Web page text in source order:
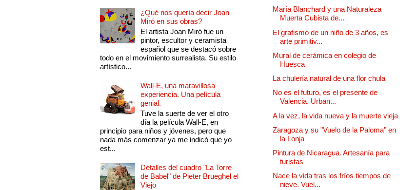
¿Qué nos quería decir Joan
Miró en sus obras?
El artista Joan Miró fue un
pintor, escultor y ceramista
español que se destacó sobre
todo en el movimiento surrealista. Su estilo
artístico...
Wall-E, una maravillosa
experiencia. Una película
genial.
Tuve la suerte de ver el otro
día la película Wall-E, en
principio para niños y jóvenes, pero que
nada más comenzar ya me indicó que yo
est...
Detalles del cuadro "La Torre
de Babel" de Pieter Brueghel el
Viejo
María Blanchard y una Naturaleza
Muerta Cubista de...
El grafismo de un niño de 3 años, es
arte primitiv...
Mural de cerámica en colegio de
Huesca
La chulería natural de una flor chula
No es el futuro, es el presente de
Valencia. Urban...
A la vez, la vida nueva y la muerte vieja
Zaragoza y su "Vuelo de la Paloma" en
la Lonja
Pintura de Nicaragua. Artesanía para
turistas
Nace la vida tras los fríos tiempos de
nieve. Vuel...